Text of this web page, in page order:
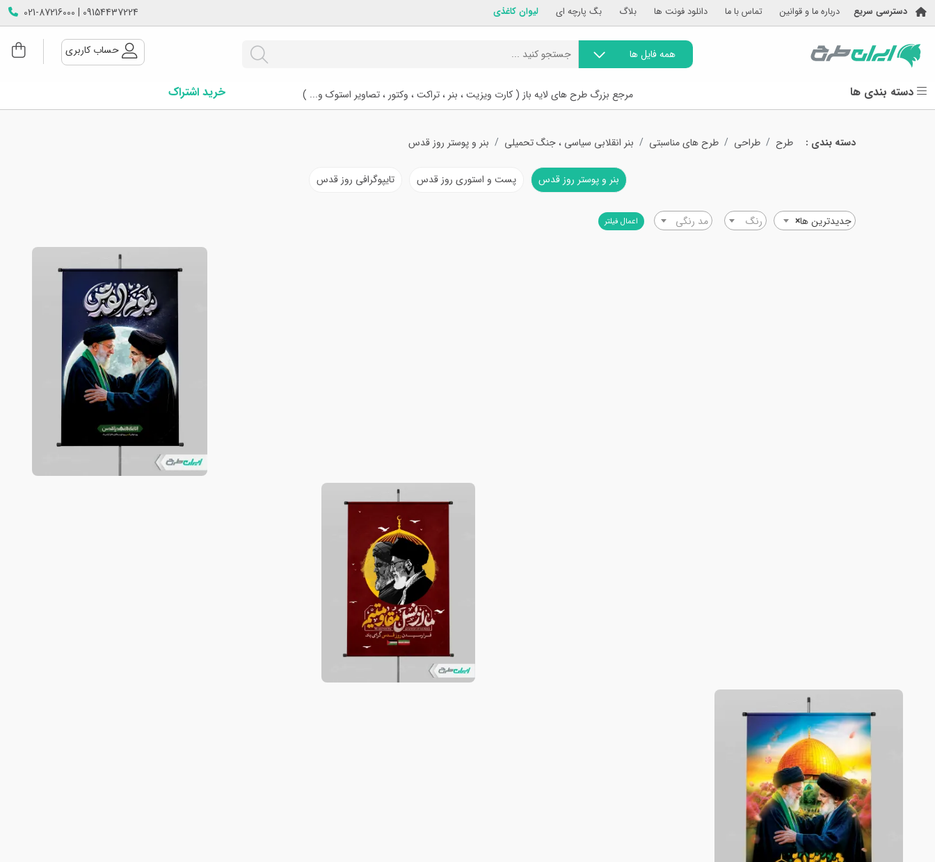
دسترسی سریع درباره ما و قوانین تماس با ما دانلود فونت ها بلاگ بگ پارچه ای لیوان کاغذی 09154437224 | 021-87216000
همه فایل ها حساب کاربری
دسته بندی ها مرجع بزرگ طرح های لایه باز ( کارت ویزیت ، بنر ، تراکت ، وکتور ، تصاویر استوک و... ) خرید اشتراک
دسته بندی : طرح طراحی طرح های مناسبتی بنر انقلابی سیاسی ، جنگ تحمیلی بنر و پوستر روز قدس
بنر و پوستر روز قدس پست و استوری روز قدس تایپوگرافی روز قدس
×جدیدترین ها رنگ مد رنگی اعمال فیلتر